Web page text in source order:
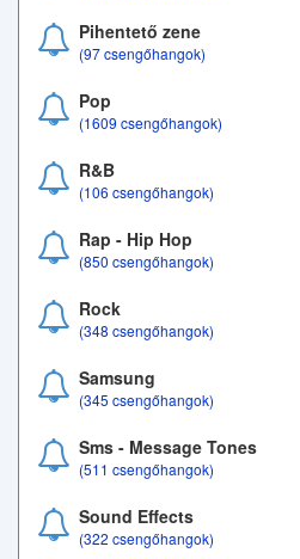
Pihentető zene
(97 csengőhangok)
Pop
(1609 csengőhangok)
R&B
(106 csengőhangok)
Rap - Hip Hop
(850 csengőhangok)
Rock
(348 csengőhangok)
Samsung
(345 csengőhangok)
Sms - Message Tones
(511 csengőhangok)
Sound Effects
(322 csengőhangok)